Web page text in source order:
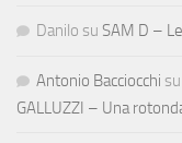
Danilo su SAM D –
Antonio Bacciocchi su
GALLUZZI – Una